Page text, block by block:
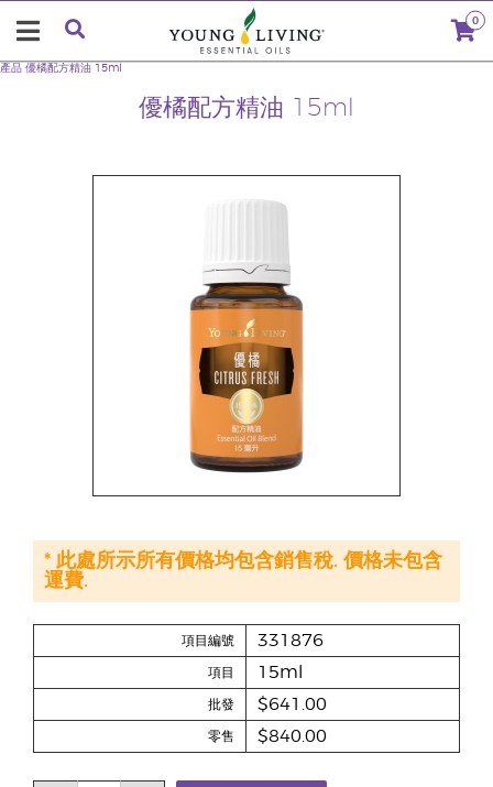
0
優橘配方精油 15ml
產品 優橘配方精油 15ml
項目編號 331876
項目 15ml
批發 $641.00
零售 $840.00
* 此處所示所有價格均包含銷售稅. 價格未包含
運費.